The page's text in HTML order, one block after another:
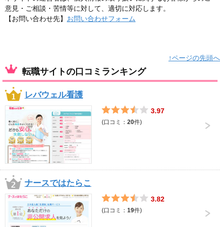
意見・ご相談・苦情等に対して、適切に対応します。
【お問い合わせ先】 お問い合わせフォーム
↑ページの先頭へ
転職サイトの口コミランキング
レバウェル看護
3.97
(口コミ：20件)
ナースではたらこ
3.82
(口コミ：19件)